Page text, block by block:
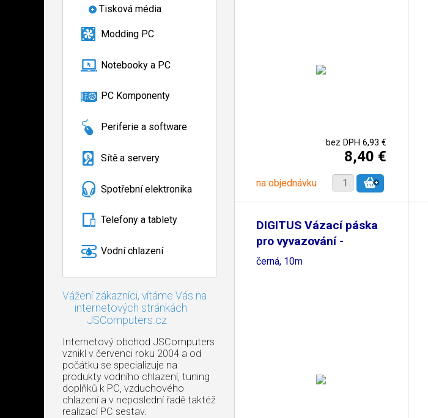
Tisková média
Modding PC
Notebooky a PC
PC Komponenty
Periferie a software
Sítě a servery
Spotřební elektronika
Telefony a tablety
Vodní chlazení
Vážení zákazníci, vítáme Vás na
internetových stránkách
JSComputers.cz
Internetový obchod JSComputers
vznikl v červenci roku 2004 a od
počátku se specializuje na
produkty vodního chlazení, tuning
doplňků k PC, vzduchového
chlazení a v neposlední řadě taktéž
realizací PC sestav.
bez DPH 6,93 €
8,40 €
na objednávku
DIGITUS Vázací páska
pro vyvazování -
černá, 10m